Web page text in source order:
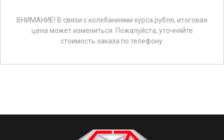
ВНИМАНИЕ! В связи с колебаниями курса рубля, итоговая
цена может измениться. Пожалуйста, уточняйте
стоимость заказа по телефону.